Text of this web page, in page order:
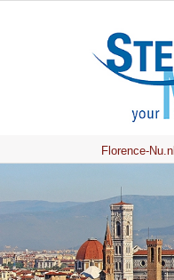
Florence-Nu.nl